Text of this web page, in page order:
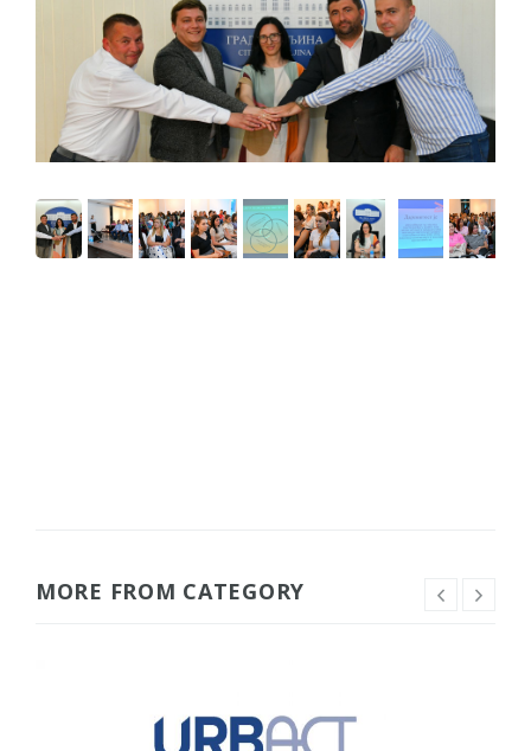
MORE FROM CATEGORY